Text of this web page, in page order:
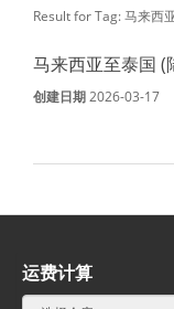
Result for Tag: 马来西
马来西亚至泰国 (
创建日期2026-03-17
运费计算